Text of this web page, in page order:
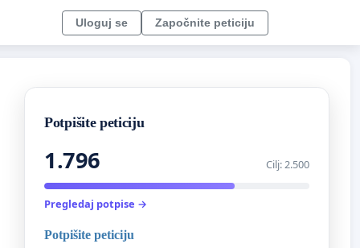
Uloguj se Započnite peticiju
Potpišite peticiju
1.796 Cilj: 2.500
Pregledaj potpise →
Potpišite peticiju